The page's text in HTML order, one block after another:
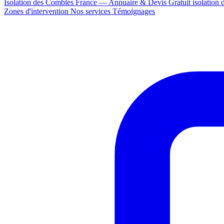
Isolation des Combles France — Annuaire & Devis Gratuit isolation
Zones d'intervention Nos services Témoignages